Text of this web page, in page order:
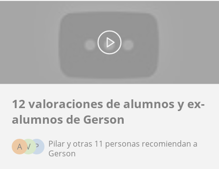
12 valoraciones de alumnos y ex-
alumnos de Gerson
P
V
A
Pilar y otras 11 personas recomiendan a
Gerson